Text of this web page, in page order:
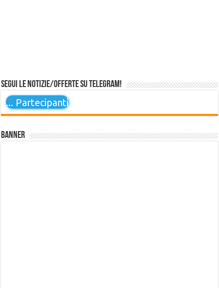
Segui le notizie/offerte su Telegram!
... Partecipanti
Banner